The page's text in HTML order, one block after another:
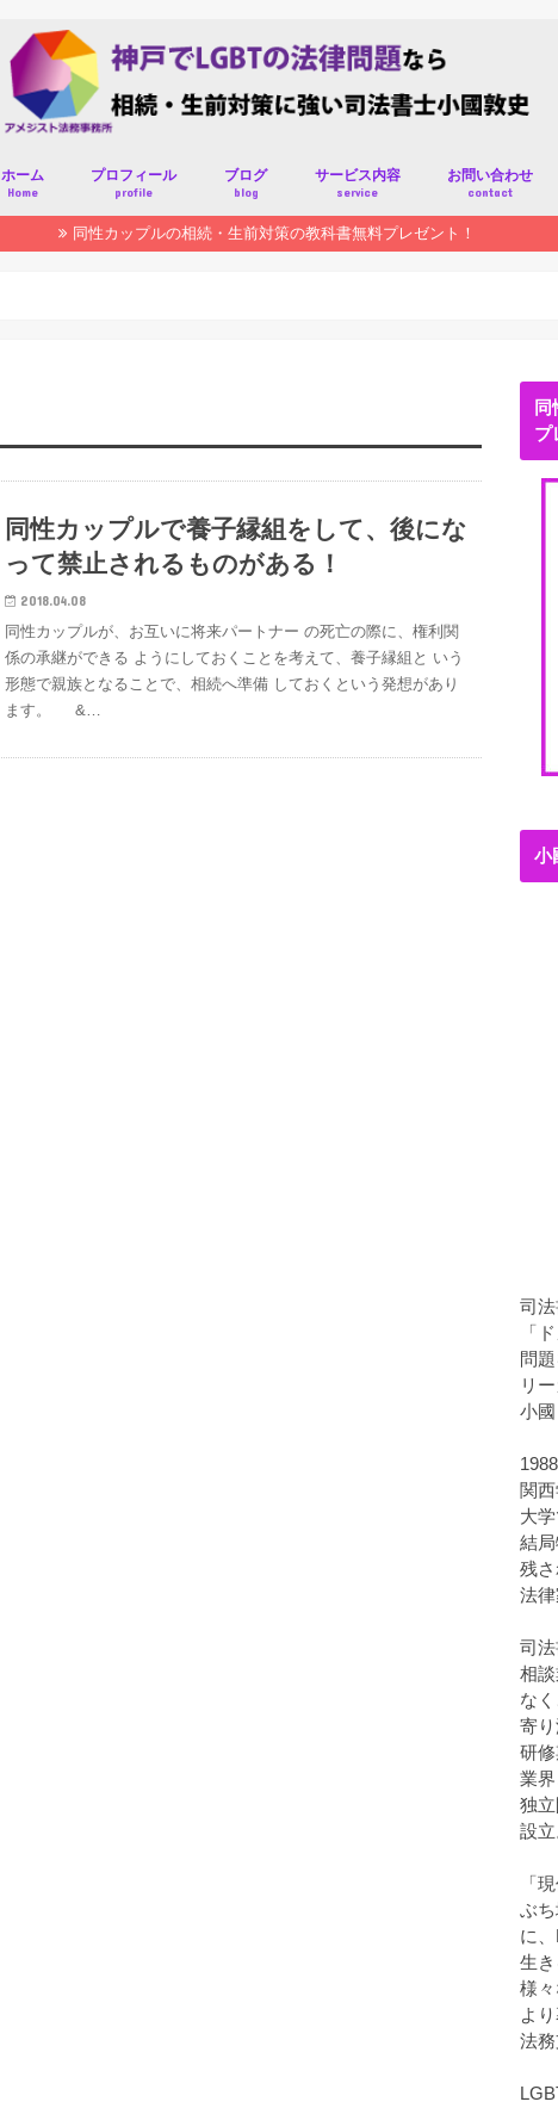
ホーム
Home
プロフィール
profile
ブログ
blog
サービス内容
service
お問い合わせ
contact
同性カップルの相続・生前対策の教科書無料プレゼント！
同性カップルで養子縁組をして、後にな
って禁止されるものがある！
2018.04.08
同性カップルが、お互いに将来パートナー の死亡の際に、権利関
係の承継ができる ようにしておくことを考えて、養子縁組と いう
形態で親族となることで、相続へ準備 しておくという発想があり
ます。 &…
プ
小
司
「
問
リ
小
関
大
結
残
法律
司
相
な
寄
研修
業
独
設立
「
ぶ
に
生
様々
よ
法務